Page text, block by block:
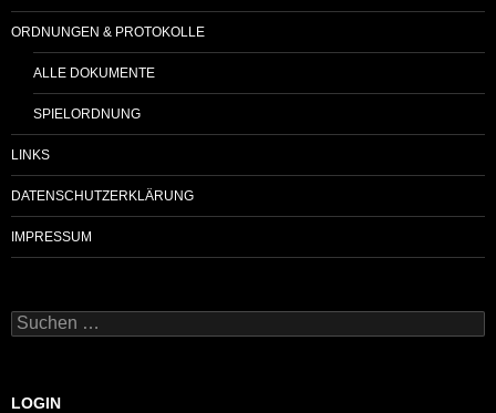
ORDNUNGEN & PROTOKOLLE
ALLE DOKUMENTE
SPIELORDNUNG
LINKS
DATENSCHUTZERKLÄRUNG
IMPRESSUM
Suchen
nach:
LOGIN